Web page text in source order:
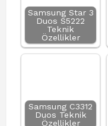
Samsung Star 3
Duos S5222
Teknik
Özellikler
Samsung C3312
Duos Teknik
Özellikler